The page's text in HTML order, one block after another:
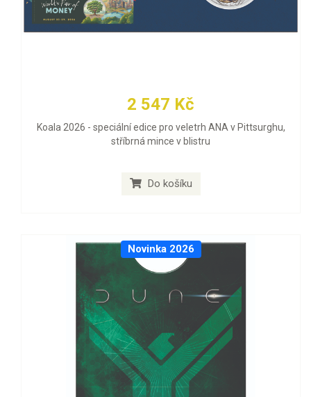
2 547 Kč
Koala 2026 - speciální edice pro veletrh ANA v Pittsurghu,
stříbrná mince v blistru
Do košíku
Novinka 2026